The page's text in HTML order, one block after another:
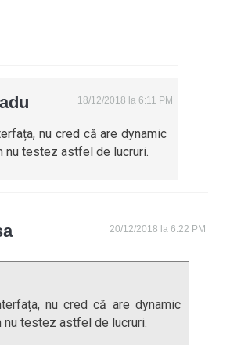
18/12/2018 la 6:11 PM
nu cred că are dynamic
nu testez astfel de lucruri.
20/12/2018 la 6:22 PM
nu cred că are dynamic
nu testez astfel de lucruri.